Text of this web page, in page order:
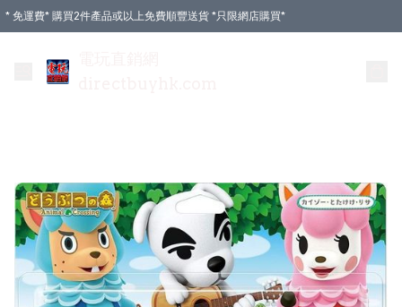
* 免運費* 購買2件產品或以上免費順豐送貨 *只限網店購買*